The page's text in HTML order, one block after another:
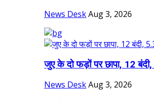
News DeskAug 3, 2026
जुए के दो फड़ों पर छापा, 12
News DeskAug 3, 2026